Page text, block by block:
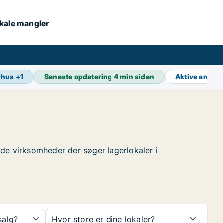
mangler
+1 Seneste opdatering 4 min siden Aktive
virksomheder der søger lagerlokaler i
Hvor store er dine lokaler?